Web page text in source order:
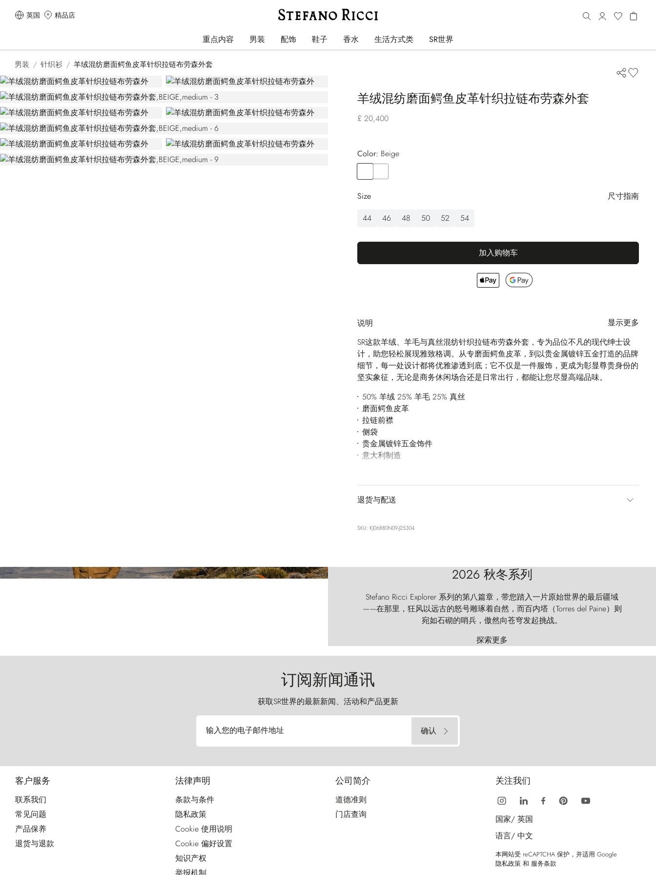
英国 精品店
重点内容 男装 配饰 鞋子 香水 生活方式类 SR世界
男装 针织衫 羊绒混纺磨面鳄鱼皮革针织拉链布劳森外套
羊绒混纺磨面鳄鱼皮革针织拉链布劳森外套
£ 20,400
Color:
beige
Size
尺寸指南
44
46 48 50 52 54
加入购物车
说明
显示更多
SR这款羊绒、羊毛与真丝混纺针织拉链布劳森外套，专为品位不凡的现代绅士设
计，助您轻松展现雅致格调。从专磨面鳄鱼皮革，到以贵金属镀锌五金打造的品牌
细节，每一处设计都将优雅渗透到底；它不仅是一件服饰，更成为彰显尊贵身份的
坚实象征，无论是商务休闲场合还是日常出行，都能让您尽显高端品味。
50% 羊绒 25% 羊毛 25% 真丝
磨面鳄鱼皮革
拉链前襟
侧袋
贵金属镀锌五金饰件
意大利制造
退货与配送
SKU: KJ06880N09-J25304
2026 秋冬系列
Stefano Ricci Explorer 系列的第八篇章，带您踏入一片原始世界的最后疆域
——在那里，狂风以远古的怒号雕琢着自然，而百内塔（Torres del Paine）则
宛如石砌的哨兵，傲然向苍穹发起挑战。
探索更多
订阅新闻通讯
获取SR世界的最新新闻、活动和产品更新
输入您的电子邮件地址 确认
客户服务
联系我们
常见问题
产品保养
退货与退款
法律声明
条款与条件
隐私政策
Cookie 使用说明
Cookie 偏好设置
知识产权
公司简介
道德准则
门店查询
关注我们
国家/ 英国
语言/ 中文
本网站受 reCAPTCHA 保护，并适用 Google
隐私政策 和 服务条款